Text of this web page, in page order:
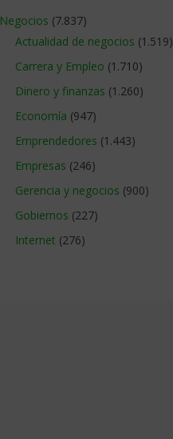
Negocios (7.837)
Actualidad de negocios (1.519)
Carrera y Empleo (1.710)
Dinero y finanzas (1.260)
Economía (947)
Emprendedores (1.443)
Empresas (246)
Gerencia y negocios (900)
Gobiernos (227)
Internet (276)